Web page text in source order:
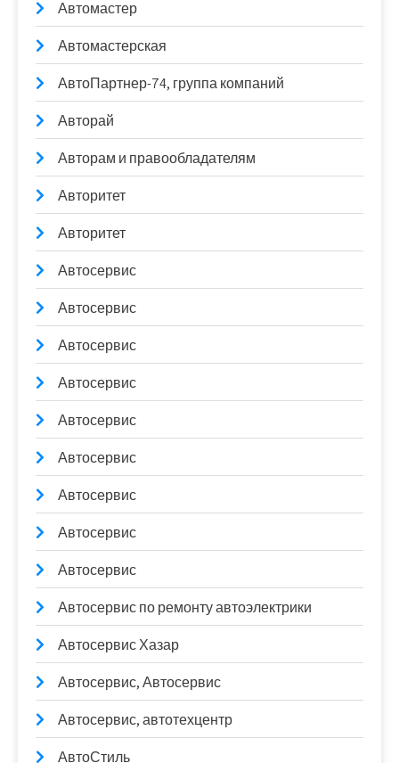
Автомастер
Автомастерская
АвтоПартнер-74, группа компаний
Авторай
Авторам и правообладателям
Авторитет
Авторитет
Автосервис
Автосервис
Автосервис
Автосервис
Автосервис
Автосервис
Автосервис
Автосервис
Автосервис
Автосервис по ремонту автоэлектрики
Автосервис Хазар
Автосервис, Автосервис
Автосервис, автотехцентр
АвтоСтиль